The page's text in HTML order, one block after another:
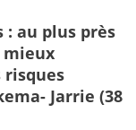
: au plus près
risques
Jarrie (38